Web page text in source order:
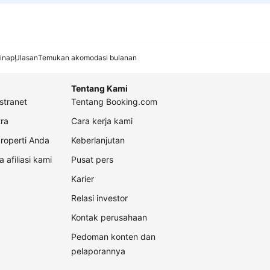
UlasanTemukan akomodasi bulanan
Anda
afiliasi kami
Tentang Kami
Tentang Booking.com
Cara kerja kami
Keberlanjutan
Pusat pers
Karier
Relasi investor
Kontak perusahaan
Pedoman konten dan
pelaporannya